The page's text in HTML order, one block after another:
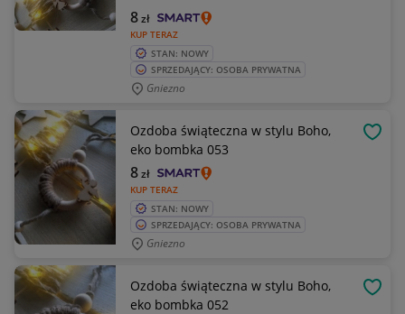
KUP TERAZ
8zł
STAN: NOWY
SPRZEDAJĄCY: OSOBA PRYWATNA
Gniezno
Ozdoba świąteczna w stylu Boho,
eko bombka 053
KUP TERAZ
8zł
STAN: NOWY
SPRZEDAJĄCY: OSOBA PRYWATNA
Gniezno
Ozdoba świąteczna w stylu Boho,
eko bombka 052